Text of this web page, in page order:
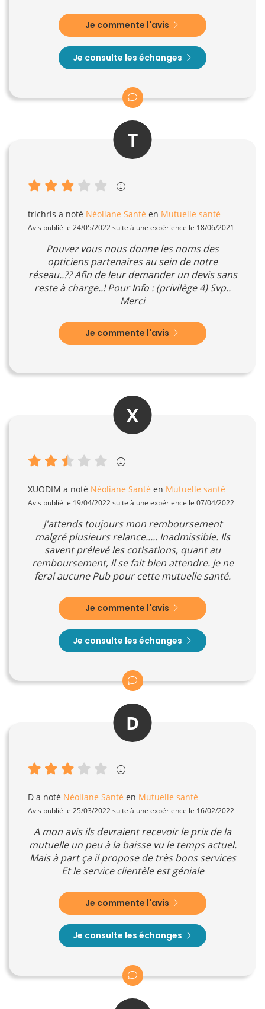
Je commente l'avis
Je consulte les échanges
T
trichris a noté Néoliane Santé en Mutuelle santé
Avis publié le 24/05/2022 suite à une expérience le 18/06/2021
Pouvez vous nous donne les noms des
opticiens partenaires au sein de notre
réseau..?? Afin de leur demander un devis sans
reste à charge..! Pour Info : (privilège 4) Svp..
Merci
Je commente l'avis
X
XUODIM a noté Néoliane Santé en Mutuelle santé
Avis publié le 19/04/2022 suite à une expérience le 07/04/2022
J'attends toujours mon remboursement
malgré plusieurs relance..... Inadmissible. Ils
savent prélevé les cotisations, quant au
remboursement, il se fait bien attendre. Je ne
ferai aucune Pub pour cette mutuelle santé.
Je commente l'avis
Je consulte les échanges
D
D a noté Néoliane Santé en Mutuelle santé
Avis publié le 25/03/2022 suite à une expérience le 16/02/2022
A mon avis ils devraient recevoir le prix de la
mutuelle un peu à la baisse vu le temps actuel.
Mais à part ça il propose de très bons services
Et le service clientèle est géniale
Je commente l'avis
Je consulte les échanges